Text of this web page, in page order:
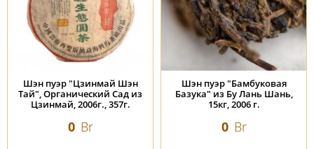
Шэн пуэр "Цзинмай Шэн
Тай", Органический Сад из
Цзинмай, 2006г., 357г.
0 Br
Шэн пуэр "Бамбуковая
Базука" из Бу Лань Шань,
15кг, 2006 г.
0 Br